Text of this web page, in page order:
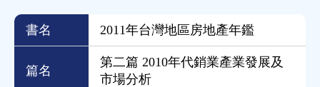
書名 2011年台灣地區房地產年鑑
篇名
第二篇 2010年代銷業產業發展及
市場分析